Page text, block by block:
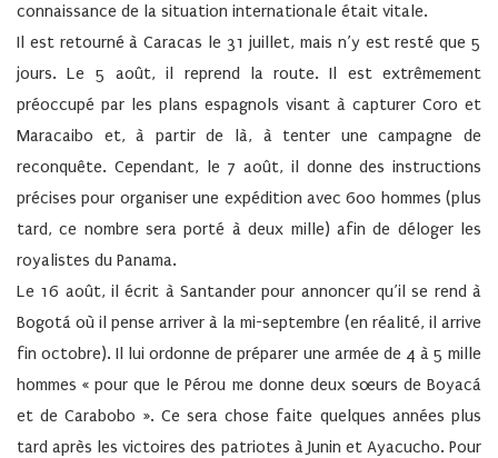
connaissance de la situation internationale était vitale.
Il est retourné à Caracas le 31 juillet, mais n’y est resté que 5
jours. Le 5 août, il reprend la route. Il est extrêmement
préoccupé par les plans espagnols visant à capturer Coro et
Maracaibo et, à partir de là, à tenter une campagne de
reconquête. Cependant, le 7 août, il donne des instructions
précises pour organiser une expédition avec 600 hommes (plus
tard, ce nombre sera porté à deux mille) afin de déloger les
royalistes du Panama.
Le 16 août, il écrit à Santander pour annoncer qu’il se rend à
Bogotá où il pense arriver à la mi-septembre (en réalité, il arrive
fin octobre). Il lui ordonne de préparer une armée de 4 à 5 mille
hommes « pour que le Pérou me donne deux sœurs de Boyacá
et de Carabobo ». Ce sera chose faite quelques années plus
tard après les victoires des patriotes à Junin et Ayacucho. Pour